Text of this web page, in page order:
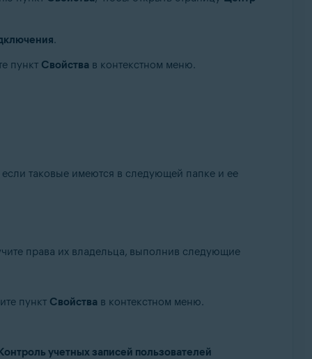
.
пункт Свойствав контекстном меню.
если таковые имеются в следующей папке и ее
права их владельца, выполнив следующие
пункт Свойствав контекстном меню.
учетных записей пользователей